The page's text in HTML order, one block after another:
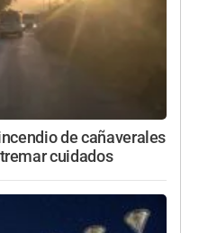
de cañaverales
cuidados